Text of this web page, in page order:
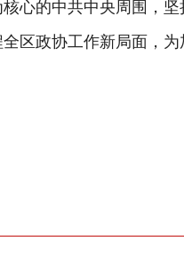
的中共中央周围，坚
区政协工作新局面，